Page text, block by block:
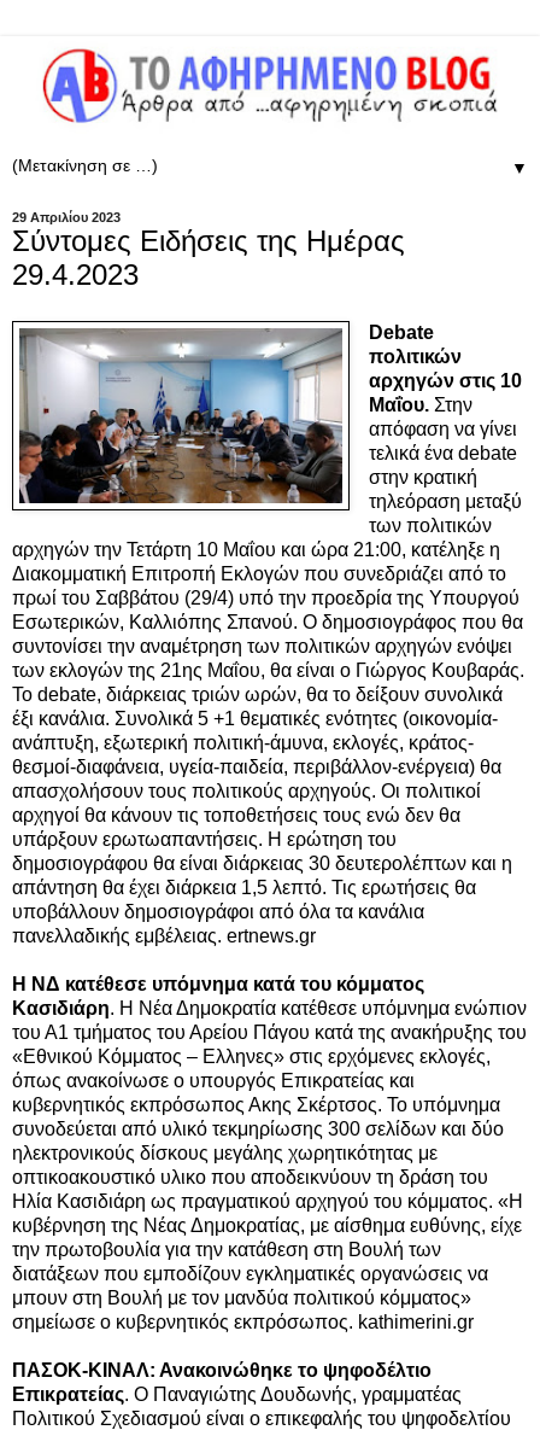
▼
29 Απριλίου 2023
Σύντομες Ειδήσεις της Ημέρας
29.4.2023
Debate
πολιτικών
αρχηγών στις 10
Μαΐου.Στην
απόφαση να γίνει
τελικά ένα debate
στην κρατική
τηλεόραση μεταξύ
των πολιτικών
αρχηγών την Τετάρτη 10 Μαΐου και ώρα 21:00, κατέληξε η
Διακομματική Επιτροπή Εκλογών που συνεδριάζει από το
πρωί του Σαββάτου (29/4) υπό την προεδρία της Υπουργού
Εσωτερικών, Καλλιόπης Σπανού. Ο δημοσιογράφος που θα
συντονίσει την αναμέτρηση των πολιτικών αρχηγών ενόψει
των εκλογών της 21ης Μαΐου, θα είναι ο Γιώργος Κουβαράς.
Το debate, διάρκειας τριών ωρών, θα το δείξουν συνολικά
έξι κανάλια. Συνολικά 5 +1 θεματικές ενότητες (οικονομία-
ανάπτυξη, εξωτερική πολιτική-άμυνα, εκλογές, κράτος-
θεσμοί-διαφάνεια, υγεία-παιδεία, περιβάλλον-ενέργεια) θα
απασχολήσουν τους πολιτικούς αρχηγούς. Οι πολιτικοί
αρχηγοί θα κάνουν τις τοποθετήσεις τους ενώ δεν θα
υπάρξουν ερωτωαπαντήσεις. Η ερώτηση του
δημοσιογράφου θα είναι διάρκειας 30 δευτερολέπτων και η
απάντηση θα έχει διάρκεια 1,5 λεπτό. Τις ερωτήσεις θα
υποβάλλουν δημοσιογράφοι από όλα τα κανάλια
πανελλαδικής εμβέλειας. ertnews.gr
Η ΝΔ κατέθεσε υπόμνημα κατά του κόμματος
Κασιδιάρη. Η Νέα Δημοκρατία κατέθεσε υπόμνημα ενώπιον
του Α1 τμήματος του Αρείου Πάγου κατά της ανακήρυξης του
«Εθνικού Κόμματος – Ελληνες» στις ερχόμενες εκλογές,
όπως ανακοίνωσε ο υπουργός Επικρατείας και
κυβερνητικός εκπρόσωπος Ακης Σκέρτσος. Το υπόμνημα
συνοδεύεται από υλικό τεκμηρίωσης 300 σελίδων και δύο
ηλεκτρονικούς δίσκους μεγάλης χωρητικότητας με
οπτικοακουστικό υλικο που αποδεικνύουν τη δράση του
Ηλία Κασιδιάρη ως πραγματικού αρχηγού του κόμματος. «Η
κυβέρνηση της Νέας Δημοκρατίας, με αίσθημα ευθύνης, είχε
την πρωτοβουλία για την κατάθεση στη Βουλή των
διατάξεων που εμποδίζουν εγκληματικές οργανώσεις να
μπουν στη Βουλή με τον μανδύα πολιτικού κόμματος»
σημείωσε ο κυβερνητικός εκπρόσωπος. kathimerini.gr
ΠΑΣΟΚ-ΚΙΝΑΛ: Ανακοινώθηκε το ψηφοδέλτιο
Επικρατείας. O Παναγιώτης Δουδωνής, γραμματέας
Πολιτικού Σχεδιασμού είναι ο επικεφαλής του ψηφοδελτίου